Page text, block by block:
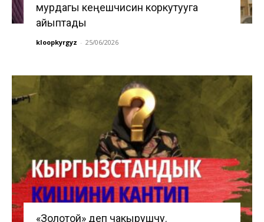
мурдагы кеңешчисин коркутууга
айыптады
kloopkyrgyz - 25/06/2026
«Золотой» деп чакырушчу.